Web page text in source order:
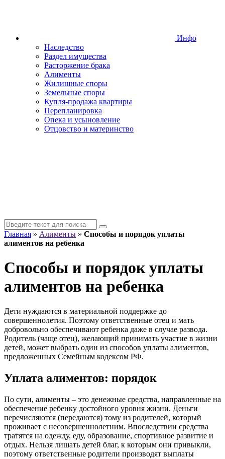
Инфо
Наследство
Раздел имущества
Расторжение брака
Алименты
Жилищные споры
Земельные споры
Купля-продажа квартиры
Перепланировка
Опека и усыновление
Отцовство и материнство
Главная » Алименты » Способы и порядок уплаты
алиментов на ребенка
Способы и порядок уплаты
алиментов на ребенка
Дети нуждаются в материальной поддержке до
совершеннолетия. Поэтому ответственные отец и мать
добровольно обеспечивают ребенка даже в случае развода.
Родитель (чаще отец), желающий принимать участие в жизни
детей, может выбрать один из способов уплаты алиментов,
предложенных Семейным кодексом РФ.
Уплата алиментов: порядок
По сути, алименты – это денежные средства, направленные на
обеспечение ребенку достойного уровня жизни. Деньги
перечисляются (передаются) тому из родителей, который
проживает с несовершеннолетним. Впоследствии средства
тратятся на одежду, еду, образование, спортивное развитие и
отдых. Нельзя лишать детей благ, к которым они привыкли,
поэтому ответственные родители производят выплаты